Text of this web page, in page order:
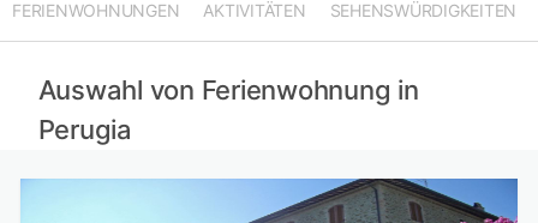
Ferienwohnungen in Fermo mieten
Ferienwohnungen in Arezzo mieten
FERIENWOHNUNGEN AKTIVITÄTEN SEHENSWÜRDIGKEITEN
Auswahl von Ferienwohnung in
Perugia